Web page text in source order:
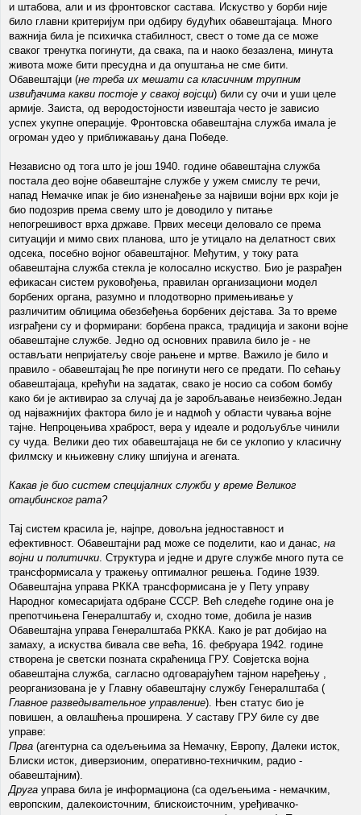
и штабова, али и из фронтовског састава. Искуство у борби није
било главни критеријум при одбиру будућих обавештајаца. Много
важнија била је психичка стабилност, свест о томе да се може
сваког тренутка погинути, да свака, па и наоко безазлена, минута
живота може бити пресудна и да опуштања не сме бити.
Обавештајци (не треба их мешати са класичним трупним
извиђачима какви постоје у свакој војсци) били су очи и уши целе
армије. Заиста, од веродостојности извештаја често је зависио
успех укупне операције. Фронтовска обавештајна служба имала је
огроман удео у приближавању дана Победе.
Независно од тога што је још 1940. године обавештајна служба
постала део војне обавештајне службе у ужем смислу те речи,
напад Немачке ипак је био изненађење за највиши војни врх који је
био подозрив према свему што је доводило у питање
непогрешивост врха државе. Првих месеци деловало се према
ситуацији и мимо свих планова, што је утицало на делатност свих
одсека, посебно војног обавештајног. Међутим, у току рата
обавештајна служба стекла је колосално искуство. Био је разрађен
ефикасан систем руковођења, правилан организациони модел
борбених органа, разумно и плодотворно примењивање у
различитим облицима обезбеђења борбених дејстава. За то време
изграђени су и формирани: борбена пракса, традиција и закони војне
обавештајне службе. Једно од основних правила било је - не
остављати непријатељу своје рањене и мртве. Важило је било и
правило - обавештајац ће пре погинути него се предати. По сећању
обавештајаца, крећући на задатак, свако је носио са собом бомбу
како би је активирао за случај да је заробљавање неизбежно.Један
од најважнијих фактора било је и надмоћ у области чувања војне
тајне. Непроцењива храброст, вера у идеале и родољубље чинили
су чуда. Велики део тих обавештајаца не би се уклопио у класичну
филмску и књижевну слику шпијуна и агената.
Какав је био систем специјалних служби у време Великог
отаџбинског рата?
Тај систем красила је, најпре, довољна једноставност и
ефективност. Обавештајни рад може се поделити, као и данас, на
војни и политички. Структура и једне и друге службе много пута се
трансформисала у тражењу оптималног решења. Године 1939.
Обавештајна управа РККА трансформисана је у Пету управу
Народног комесаријата одбране СССР. Већ следеће године она је
препотчињена Генералштабу и, сходно томе, добила је назив
Обавештајна управа Генералштаба РККА. Како је рат добијао на
замаху, а искуства бивала све већа, 16. фебруара 1942. године
створена је светски позната скраћеница ГРУ. Совјетска војна
обавештајна служба, сагласно одговарајућем тајном наређењу ,
реорганизована је у Главну обавештајну службу Генералштаба (
Главное разведывательное управление). Њен статус био је
повишен, а овлашћења проширена. У саставу ГРУ биле су две
управе:
Прва (агентурна са одељењима за Немачку, Европу, Далеки исток,
Блиски исток, диверзионим, оперативно-техничким, радио -
обавештајним).
Друга управа била је информациона (са одељењима - немачким,
европским, далекоисточним, блискоисточним, уређивачко-